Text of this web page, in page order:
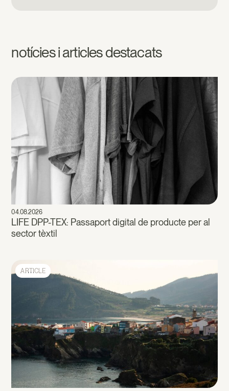
notícies i articles destacats
04.08.2026
LIFE DPP-TEX: Passaport digital de producte per al
sector tèxtil
ARTICLE